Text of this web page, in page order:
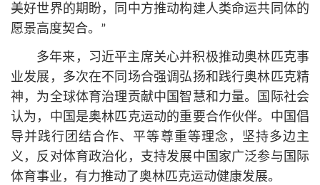
美好世界的期盼，同中方推动构建人类命运共同体的
愿景高度契合。”
多年来，习近平主席关心并积极推动奥林匹克事
业发展，多次在不同场合强调弘扬和践行奥林匹克精
神，为全球体育治理贡献中国智慧和力量。国际社会
认为，中国是奥林匹克运动的重要合作伙伴。中国倡
导并践行团结合作、平等尊重等理念，坚持多边主
义，反对体育政治化，支持发展中国家广泛参与国际
体育事业，有力推动了奥林匹克运动健康发展。